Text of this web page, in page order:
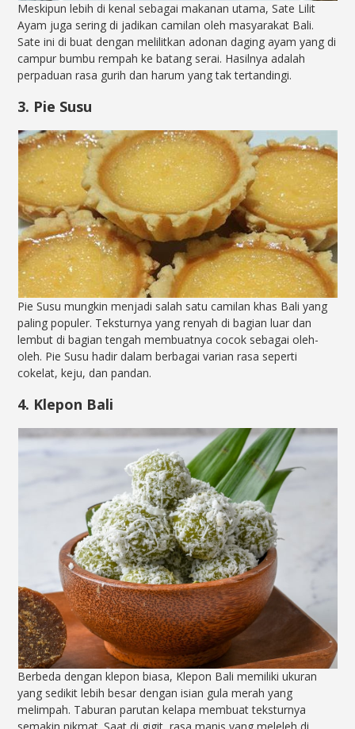
Meskipun lebih di kenal sebagai makanan utama, Sate Lilit
Ayam juga sering di jadikan camilan oleh masyarakat Bali.
Sate ini di buat dengan melilitkan adonan daging ayam yang di
campur bumbu rempah ke batang serai. Hasilnya adalah
perpaduan rasa gurih dan harum yang tak tertandingi.
3. Pie Susu
Pie Susu mungkin menjadi salah satu camilan khas Bali yang
paling populer. Teksturnya yang renyah di bagian luar dan
lembut di bagian tengah membuatnya cocok sebagai oleh-
oleh. Pie Susu hadir dalam berbagai varian rasa seperti
cokelat, keju, dan pandan.
4. Klepon Bali
Berbeda dengan klepon biasa, Klepon Bali memiliki ukuran
yang sedikit lebih besar dengan isian gula merah yang
melimpah. Taburan parutan kelapa membuat teksturnya